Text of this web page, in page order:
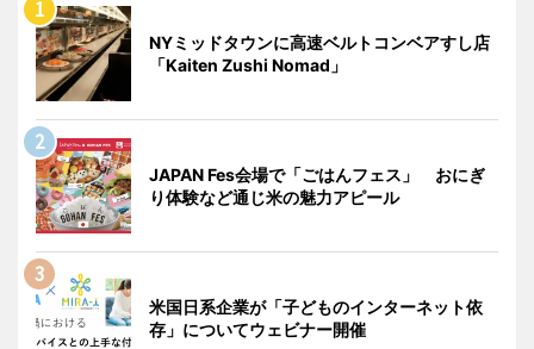
NYミッドタウンに高速ベルトコンベアすし店
「Kaiten Zushi Nomad」
JAPAN Fes会場で「ごはんフェス」 おにぎ
り体験など通じ米の魅力アピール
米国日系企業が「子どものインターネット依
存」についてウェビナー開催